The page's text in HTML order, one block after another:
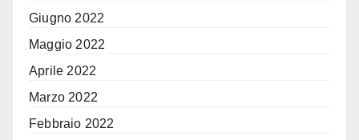
Giugno 2022
Maggio 2022
Aprile 2022
Marzo 2022
Febbraio 2022